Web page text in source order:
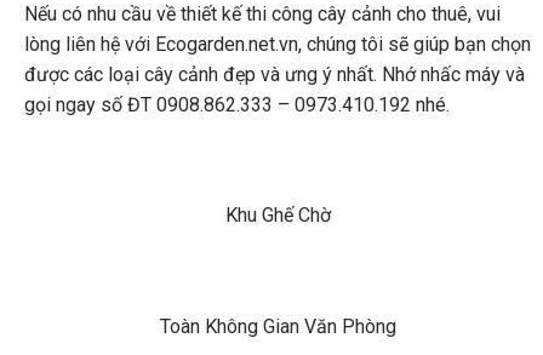
Nếu có nhu cầu về thiết kế thi công cây cảnh cho thuê, vui
lòng liên hệ với Ecogarden.net.vn, chúng tôi sẽ giúp bạn chọn
được các loại cây cảnh đẹp và ưng ý nhất. Nhớ nhấc máy và
gọi ngay số ĐT 0908.862.333 – 0973.410.192 nhé.
Khu Ghế Chờ
Toàn Không Gian Văn Phòng